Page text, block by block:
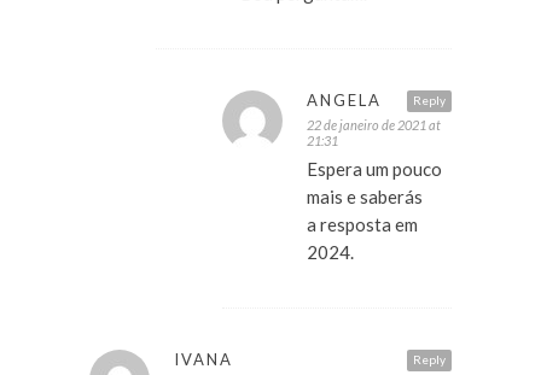
Reply
ANGELA
22 de janeiro de 2021 at
21:31
Espera um pouco
mais e saberás
a resposta em
2024.
Reply
IVANA